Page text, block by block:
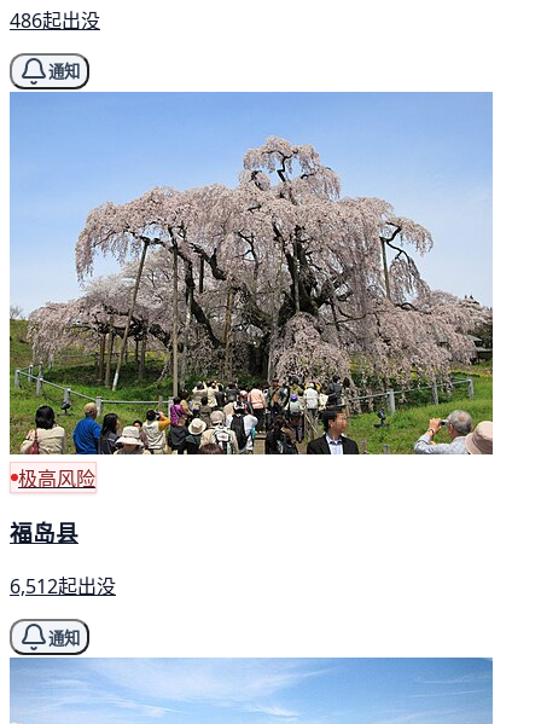
486起出没
通知
极高风险
福岛县
6,512起出没
通知